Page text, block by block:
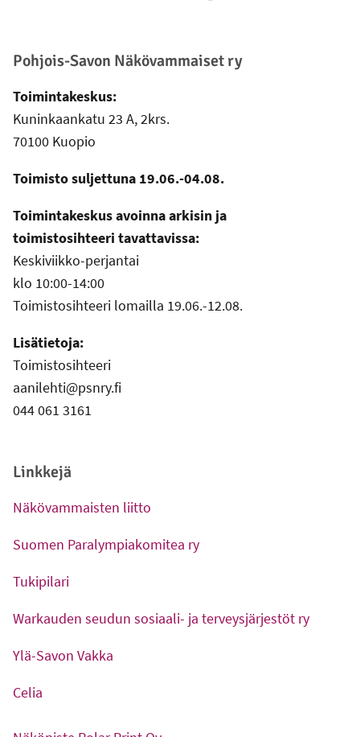
Pohjois-Savon Näkövammaiset ry
Toimintakeskus:
Kuninkaankatu 23 A, 2krs.
70100 Kuopio
Toimisto suljettuna 19.06.-04.08.
Toimintakeskus avoinna arkisin ja
toimistosihteeri tavattavissa:
Keskiviikko-perjantai
klo 10:00-14:00
Toimistosihteeri lomailla 19.06.-12.08.
Lisätietoja:
Toimistosihteeri
aanilehti@psnry.fi
044 061 3161
Linkkejä
Näkövammaisten liitto
Suomen Paralympiakomitea ry
Tukipilari
Warkauden seudun sosiaali- ja terveysjärjestöt ry
Ylä-Savon Vakka
Celia